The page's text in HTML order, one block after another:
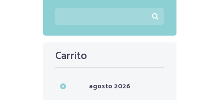
Carrito
agosto 2026